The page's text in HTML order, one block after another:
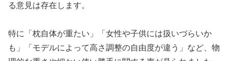
る意見は存在します。
特に「枕自体が重たい」「女性や子供には扱いづらいか
も」「モデルによって高さ調整の自由度が違う」など、物